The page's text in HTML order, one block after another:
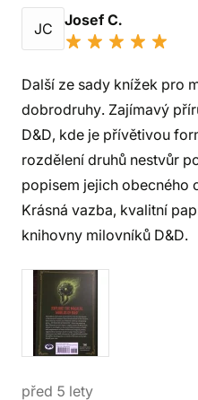
JC Josef C.
Další ze sady knížek pro
dobrodruhy. Zajímavý
D&D, kde je přívětivou
rozdělení druhů nestvůr
popisem jejich obecného
Krásná vazba, kvalitní
knihovny milovníků D&D.
před 5 lety